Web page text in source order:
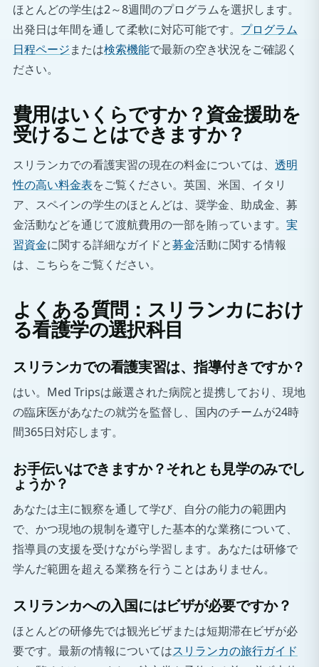
ほとんどの学生は2～8週間のプログラムを選択します。
出発日は年間を通して柔軟に対応可能です。 プログラム
日程ページまたは検索機能で最新の空き状況をご確認く
ださい。
費用はいくらですか？資金援助を
受けることはできますか？
スリランカでの看護実習の現在の料金については、 透明
性の高い料金表をご覧ください。英国、米国、イタリ
ア、スペインの学生のほとんどは、奨学金、助成金、募
金活動などを通じて渡航費用の一部を賄っています。 実
習資金に関する詳細なガイドと募金活動に関する情報
は、こちらをご覧ください。
よくある質問：スリランカにおけ
る看護学の選択科目
スリランカでの看護実習は、指導付きですか？
はい。Med Tripsは厳選された病院と提携しており、現地
の臨床医があなたの就労を監督し、国内のチームが24時
間365日対応します。
お手伝いはできますか？それとも見学のみでし
ょうか？
あなたは主に観察を通して学び、自分の能力の範囲内
で、かつ現地の規制を遵守した基本的な業務について、
指導員の支援を受けながら学習します。あなたは研修で
学んだ範囲を超える業務を行うことはありません。
スリランカへの入国にはビザが必要ですか？
ほとんどの研修先では観光ビザまたは短期滞在ビザが必
要です。最新の情報についてはスリランカの旅行ガイド